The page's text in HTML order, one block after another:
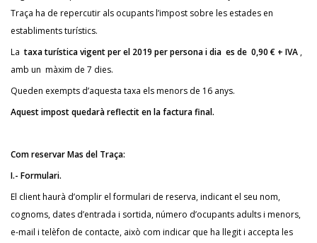
Traça ha de repercutir als ocupants l’impost sobre les estades en
establiments turístics.
Lataxa turística vigent per el 2019 per persona i dia es de 0,90 € + IVA ,
amb un màxim de 7 dies.
Queden exempts d’aquesta taxa els menors de 16 anys.
Aquest impost quedarà reflectit en la factura final.
Com reservar Mas del Traça:
I.- Formulari.
El client haurà d’omplir el formulari de reserva, indicant el seu nom,
cognoms, dates d’entrada i sortida, número d’ocupants adults i menors,
e-mail i telèfon de contacte, això com indicar que ha llegit i accepta les